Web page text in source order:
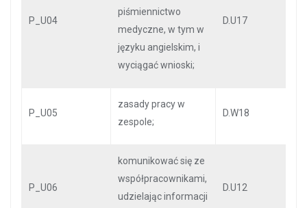
P_U04
piśmiennictwo
medyczne, w tym w
języku angielskim, i
wyciągać wnioski;
D.U17
P_U05
zasady pracy w
zespole;
D.W18
P_U06
komunikować się ze
współpracownikami,
udzielając informacji
D.U12